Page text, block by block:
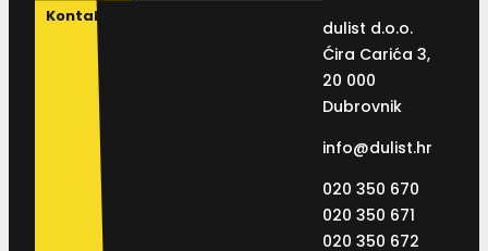
Kontakt
dulist d.o.o.
Ćira Carića 3,
20 000
Dubrovnik
info@dulist.hr
020 350 670
020 350 671
020 350 672